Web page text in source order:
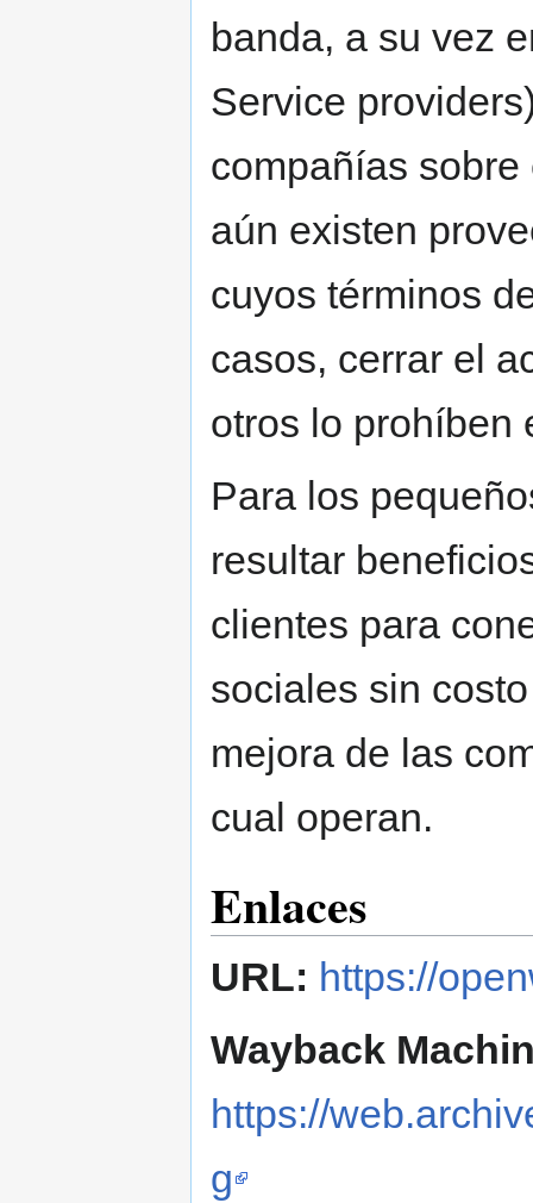
banda, a su vez
Service
compañías
aún existen
cuyos términos
casos, cerrar el
otros lo prohíben
Para los
resultar
clientes para
sociales sin
mejora de las
cual operan.
Enlaces
URL: https://
Wayback
https://
g